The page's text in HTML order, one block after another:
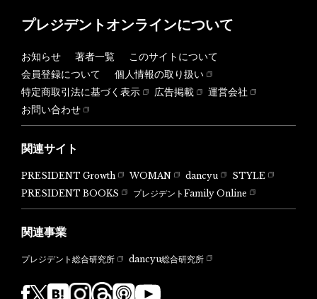
プレジデントオンラインについて
お知らせ 著者一覧
このサイトについて
会員登録について
個人情報の取り扱い
特定商取引法に基づく表示
広告掲載
運営会社
お問い合わせ
関連サイト
PRESIDENT Growth WOMAN dancyu
STYLE
PRESIDENT BOOKS
プレジデントFamily Online
関連事業
プレジデント総合研究所 dancyu総合研究所